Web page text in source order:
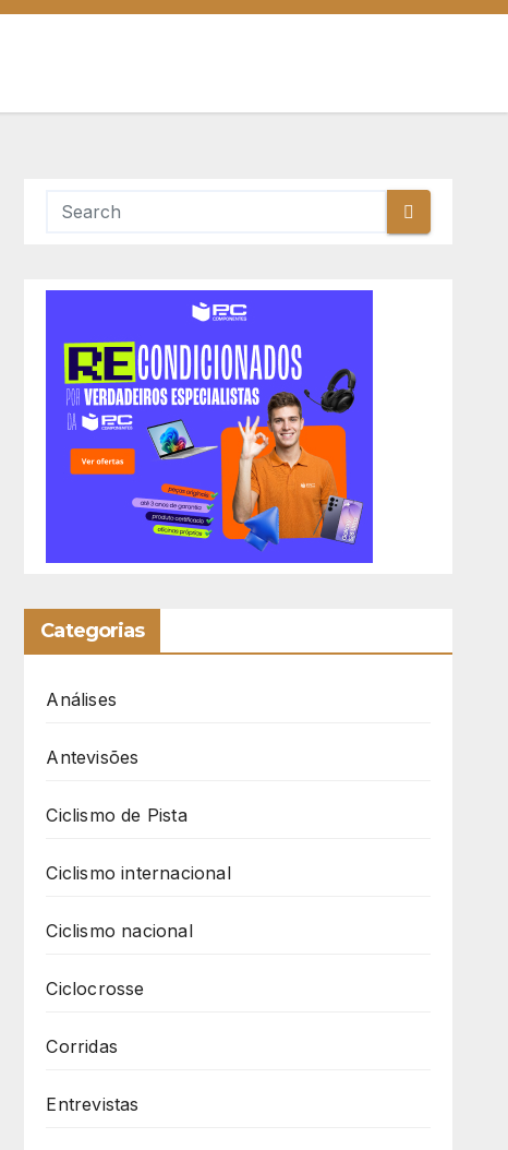
Categorias
Análises
Antevisões
Ciclismo de Pista
Ciclismo internacional
Ciclismo nacional
Ciclocrosse
Corridas
Entrevistas